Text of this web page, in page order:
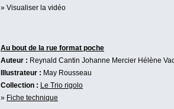
» Visualiser la vidéo
Au bout de la rue format poche
Auteur : Reynald Cantin Johanne Mercier Hélène
Illustrateur : May Rousseau
Collection : Le Trio rigolo
» Fiche technique